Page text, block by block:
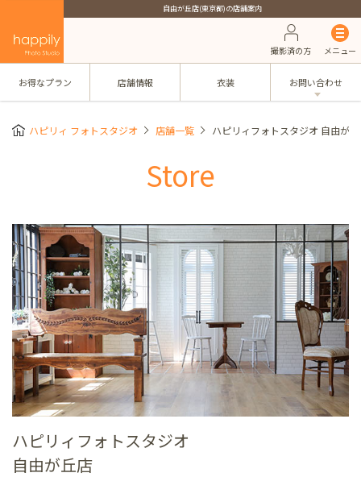
自由が丘店(東京都)の店舗案内
撮影済の方 メニュー
お得なプラン 店舗情報 衣装 お問い合わせ
ハピリィ フォトスタジオ 店舗一覧 ハピリィフォトスタジオ 自由が
Store
ハピリィフォトスタジオ
自由が丘店